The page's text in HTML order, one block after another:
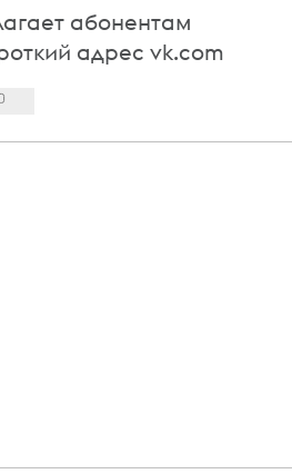
абонентам
адрес vk.com